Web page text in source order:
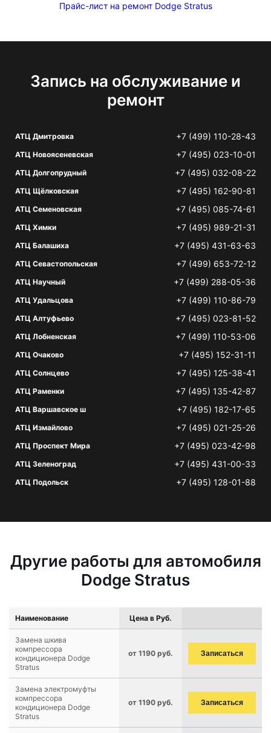
Прайс-лист на ремонт Dodge Stratus
Запись на обслуживание и
ремонт
АТЦ Дмитровка +7 (499) 110-28-43
АТЦ Новоясеневская +7 (495) 023-10-01
АТЦ Долгопрудный +7 (495) 032-08-22
АТЦ Щёлковская +7 (495) 162-90-81
АТЦ Семеновская +7 (495) 085-74-61
АТЦ Химки +7 (495) 989-21-31
АТЦ Балашиха +7 (495) 431-63-63
АТЦ Севастопольская +7 (499) 653-72-12
АТЦ Научный +7 (499) 288-05-36
АТЦ Удальцова +7 (499) 110-86-79
АТЦ Алтуфьево +7 (495) 023-81-52
АТЦ Лобненская +7 (499) 110-53-06
АТЦ Очаково +7 (495) 152-31-11
АТЦ Солнцево +7 (495) 125-38-41
АТЦ Раменки +7 (495) 135-42-87
АТЦ Варшавское ш +7 (495) 182-17-65
АТЦ Измайлово +7 (495) 021-25-26
АТЦ Проспект Мира +7 (495) 023-42-98
АТЦ Зеленоград +7 (495) 431-00-33
АТЦ Подольск +7 (495) 128-01-88
Другие работы для автомобиля
Dodge Stratus
Наименование Цена в Руб.
Замена шкива
компрессора
кондиционера Dodge
Stratus
от 1190 руб. Записаться
Замена электромуфты
компрессора
кондиционера Dodge
Stratus
от 1190 руб. Записаться